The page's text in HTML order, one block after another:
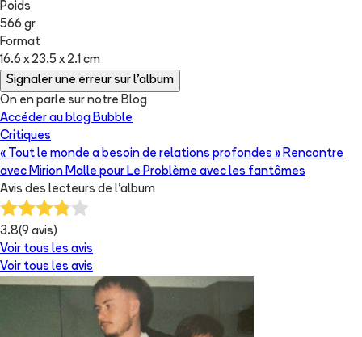
Poids
566 gr
Format
16.6 x 23.5 x 2.1 cm
Signaler une erreur sur l'album
On en parle sur notre Blog
Accéder au blog Bubble
Critiques
« Tout le monde a besoin de relations profondes » Rencontre
avec Mirion Malle pour Le Problème avec les fantômes
Avis des lecteurs de l'album
3.8(9 avis)
Voir tous les avis
Voir tous les avis